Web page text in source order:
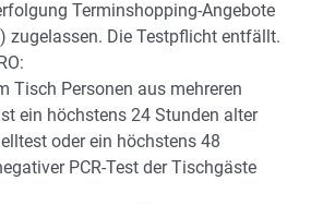
Terminshopping-Angebote
zugelassen. Die Testpflicht entfällt.
Tisch Personen aus mehreren
ein höchstens 24 Stunden alter
oder ein höchstens 48
PCR-Test der Tischgäste